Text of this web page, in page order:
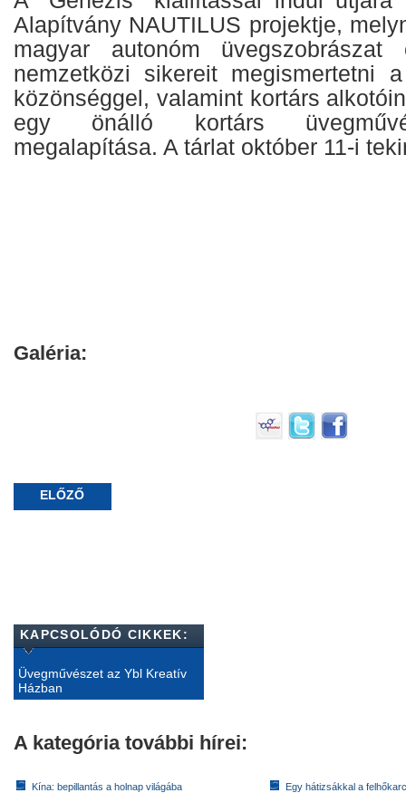
Alapítvány NAUTILUS projektje,
magyar autonóm
nemzetközi sikereit megismertetni
közönséggel, valamint kortárs
egy önálló kortárs
megalapítása. A tárlat október 11-i
Galéria:
ELŐZŐ
KAPCSOLÓDÓ CIKKEK:
Üvegművészet az Ybl Kreatív
Házban
A kategória további hírei:
Kína: bepillantás a holnap világába
Egy hátizsákkal a